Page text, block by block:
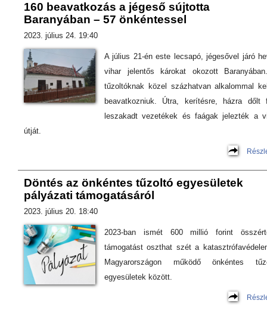
160 beavatkozás a jégeső sújtotta
Baranyában – 57 önkéntessel
2023. július 24. 19:40
A július 21-én este lecsapó, jégesővel járó
vihar jelentős károkat okozott
tűzoltóknak közel százhatvan alkalommal
beavatkozniuk. Útra, kerítésre, házra dőlt
leszakadt vezetékek és faágak jelezték a
útját.
Döntés az önkéntes tűzoltó egyesületek
pályázati támogatásáról
2023. július 20. 18:40
2023-ban ismét 600 millió forint
támogatást oszthat szét a
Magyarországon működő önkéntes
egyesületek között.